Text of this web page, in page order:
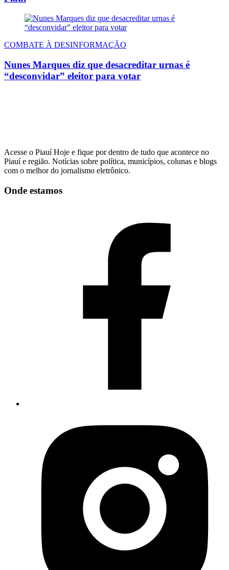
COMBATE À DESINFORMAÇÃO
Nunes Marques diz que desacreditar urnas é
“desconvidar” eleitor para votar
Acesse o Piauí Hoje e fique por dentro de tudo que acontece no
Piauí e região. Notícias sobre política, municípios, colunas e blogs
com o melhor do jornalismo eletrônico.
Onde estamos